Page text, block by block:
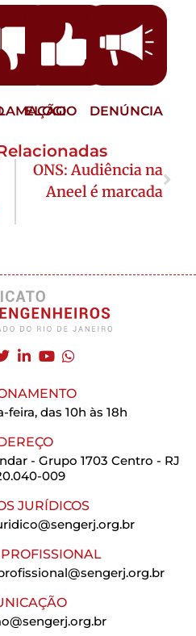
ELOGIO DENÚNCIA
ONS: Audiência na
Aneel é marcada
feira, das 10h às 18h
- Grupo 1703 Centro - RJ
009
JURÍDICOS